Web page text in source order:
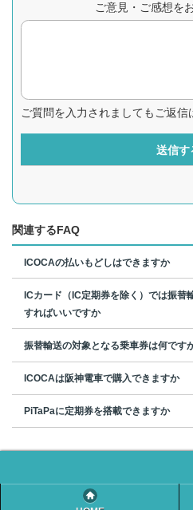
ご意見・ご感想を
ご質問を入力されましてもご返信
送信す
関連するFAQ
ICOCAの払いもどしはできますか
ICカード（IC定期券を除く）では振替
すればいいですか
振替輸送の対象となる乗車券は何です
ICOCAは阪神電車で購入できますか
PiTaPaに定期券を搭載できますか